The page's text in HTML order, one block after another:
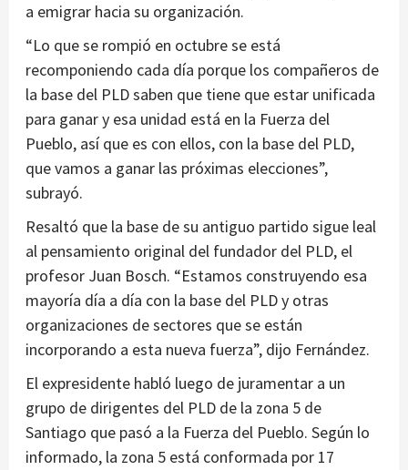
a emigrar hacia su organización.
“Lo que se rompió en octubre se está
recomponiendo cada día porque los compañeros de
la base del PLD saben que tiene que estar unificada
para ganar y esa unidad está en la Fuerza del
Pueblo, así que es con ellos, con la base del PLD,
que vamos a ganar las próximas elecciones”,
subrayó.
Resaltó que la base de su antiguo partido sigue leal
al pensamiento original del fundador del PLD, el
profesor Juan Bosch. “Estamos construyendo esa
mayoría día a día con la base del PLD y otras
organizaciones de sectores que se están
incorporando a esta nueva fuerza”, dijo Fernández.
El expresidente habló luego de juramentar a un
grupo de dirigentes del PLD de la zona 5 de
Santiago que pasó a la Fuerza del Pueblo. Según lo
informado, la zona 5 está conformada por 17